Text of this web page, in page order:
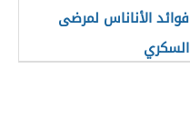
فوائد الأناناس لمرضى
السكري